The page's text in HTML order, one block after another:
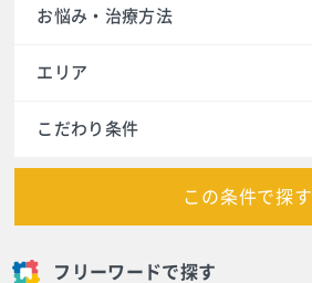
お悩み・治療方法
エリア
こだわり条件
この条件で探す
フリーワードで探す